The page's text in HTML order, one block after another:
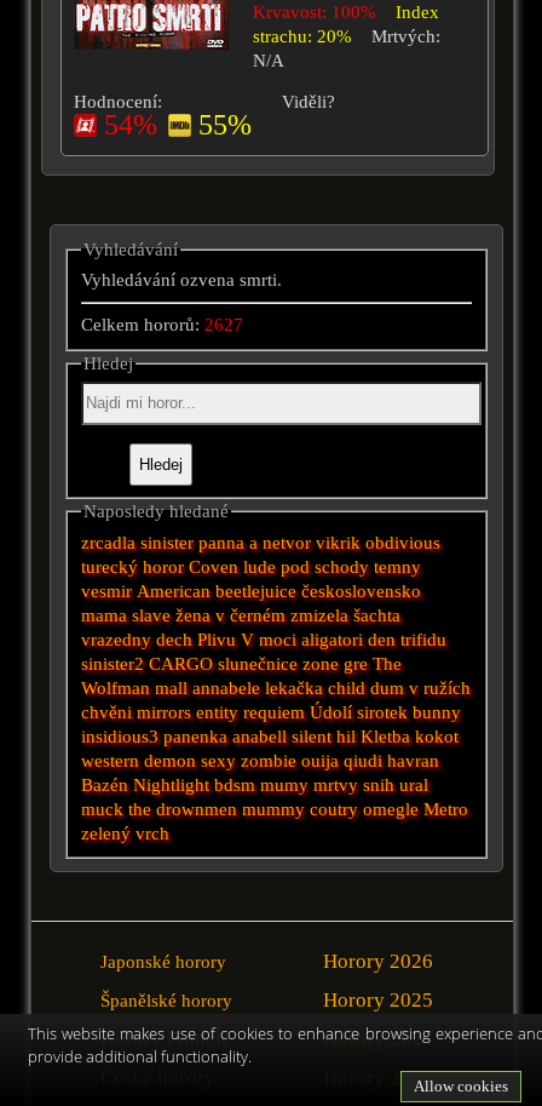
Krvavost: 100%
Index
strachu: 20%
Mrtvých:
N/A
Hodnocení:
54% 55%
Viděli?
Vyhledávání
Vyhledávání ozvena smrti.
Celkem hororů:2627
Hledej
Naposledy hledané
zrcadla sinister panna a netvor vikrik obdivious
turecký horor Coven lude pod schody temny
vesmir American beetlejuice československo
mama slave žena v černém zmizela šachta
vrazedny dech Plivu V mocialigatori den trifidu
sinister2 CARGO slunečnice zonegre The
Wolfman mall annabele lekačka child dum v ružích
chvěni mirrors entity requiem Údolí sirotek bunny
insidious3 panenka anabell silent hil Kletba kokot
western demon sexy zombie ouija qiudi havran
Bazén Nightlight bdsm mumy mrtvy snih ural
muck the drownmen mummy coutry omegle Metro
zelený vrch
Japonské horory
Španělské horory
Horory Francie
Horory 2026
Horory 2025
Horory 2024
Horory 2023
This website makes use of cookies to enhance browsing experience
provide additional functionality.
Allow cookies